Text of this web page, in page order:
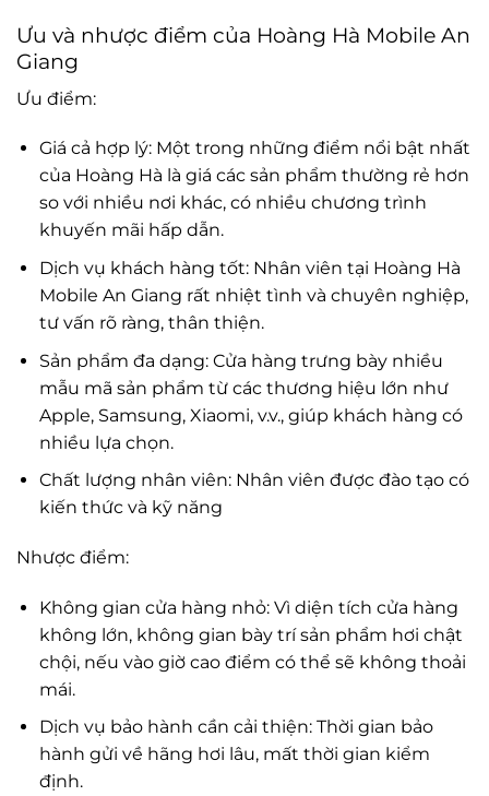
Ưu và nhược điểm của Hoàng Hà Mobile An
Giang
Ưu điểm:
Giá cả hợp lý: Một trong những điểm nổi bật nhất
của Hoàng Hà là giá các sản phẩm thường rẻ hơn
so với nhiều nơi khác, có nhiều chương trình
khuyến mãi hấp dẫn.
Dịch vụ khách hàng tốt: Nhân viên tại Hoàng Hà
Mobile An Giang rất nhiệt tình và chuyên nghiệp,
tư vấn rõ ràng, thân thiện.
Sản phẩm đa dạng: Cửa hàng trưng bày nhiều
mẫu mã sản phẩm từ các thương hiệu lớn như
Apple, Samsung, Xiaomi, v.v., giúp khách hàng có
nhiều lựa chọn.
Chất lượng nhân viên: Nhân viên được đào tạo có
kiến thức và kỹ năng
Nhược điểm:
Không gian cửa hàng nhỏ: Vì diện tích cửa hàng
không lớn, không gian bày trí sản phẩm hơi chật
chội, nếu vào giờ cao điểm có thể sẽ không thoải
mái.
Dịch vụ bảo hành cần cải thiện: Thời gian bảo
hành gửi về hãng hơi lâu, mất thời gian kiểm
định.